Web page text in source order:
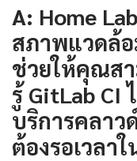
A: Home
สภาพแวดล้
ช่วยให้คุณส
รู้ GitLab CI
บริการคลาว
ต้องรอเวลา